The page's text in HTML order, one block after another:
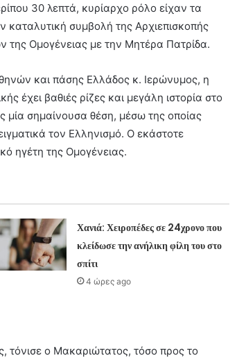
30 λεπτά, κυρίαρχο ρόλο είχαν τα
συμβολή της Αρχιεπισκοπής
της Ομογένειας με την Μητέρα Πατρίδα.
και πάσης Ελλάδος κ. Ιερώνυμος, η
έχει βαθιές ρίζες και μεγάλη ιστορία στο
μία σημαίνουσα θέση, μέσω της οποίας
τον Ελληνισμό. Ο εκάστοτε
ηγέτη της Ομογένειας.
Χανιά: Χειροπέδες σε 24χρονο που
κλείδωσε την ανήλικη φίλη του στο
σπίτι
4 ώρες ago
τόνισε ο Μακαριώτατος, τόσο προς το